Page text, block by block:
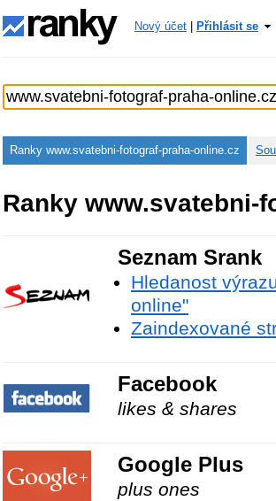
Nový účet Přihlásit se
Ranky www.svatebni-fotograf-praha-online.cz
Ranky www.svatebni-
Seznam Srank
Hledanost
online"
Zaindexované
Facebook
likes & shares
Google Plus
plus ones